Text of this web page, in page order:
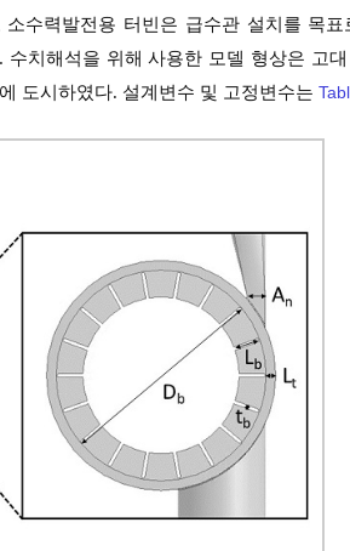
소수력발전용 터빈은 급수관 설치를 목
. 수치해석을 위해 사용한 모델 형상은 고
에 도시하였다. 설계변수 및 고정변수는